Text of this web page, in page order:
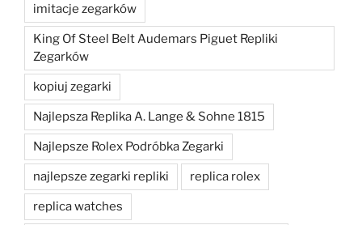
imitacje zegarków
King Of Steel Belt Audemars Piguet Repliki
Zegarków
kopiuj zegarki
Najlepsza Replika A. Lange & Sohne 1815
Najlepsze Rolex Podróbka Zegarki
najlepsze zegarki repliki replica rolex
replica watches